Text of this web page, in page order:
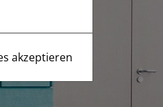
akzeptieren